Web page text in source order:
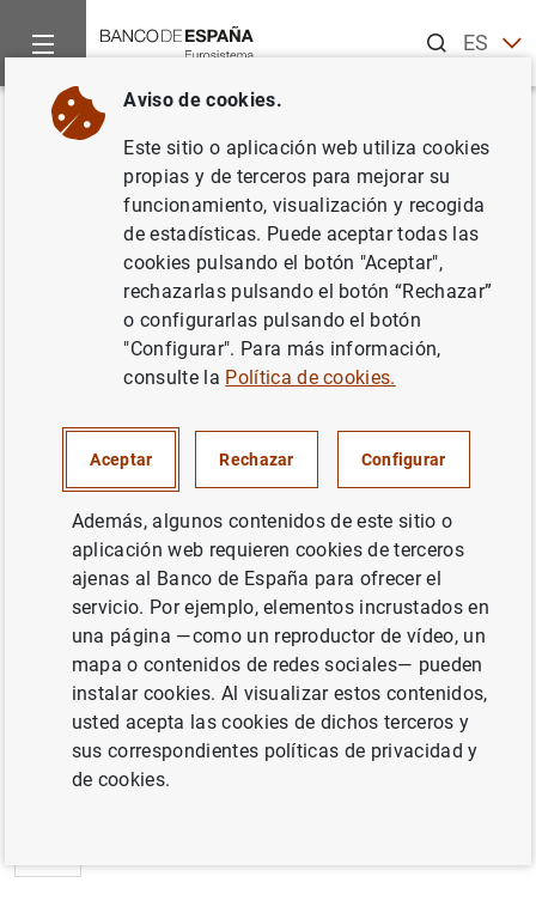
ESEN
Inicio Noticias y eventos
Volver
El BCE publica una Orientación
por la que se modifica la
Documentación General sobre
la aplicación de la política
monetaria
El BCE publica una Orientación por la que se
modifica la Documentación General sobre la
aplicación de la política monetaria (175KB)
Siguiente
El BCE publica los datos ba...
Aviso de cookies.
Este sitio o aplicación web utiliza cookies
propias y de terceros para mejorar su
funcionamiento, visualización y recogida
de estadísticas. Puede aceptar todas las
cookies pulsando el botón "Aceptar",
rechazarlas pulsando el botón “Rechazar”
o configurarlas pulsando el botón
"Configurar". Para más información,
consulte la Política de cookies.
Aceptar Rechazar Configurar
Además, algunos contenidos de este sitio o
aplicación web requieren cookies de terceros
ajenas al Banco de España para ofrecer el
servicio. Por ejemplo, elementos incrustados en
una página —como un reproductor de vídeo, un
mapa o contenidos de redes sociales— pueden
instalar cookies. Al visualizar estos contenidos,
usted acepta las cookies de dichos terceros y
sus correspondientes políticas de privacidad y
de cookies.